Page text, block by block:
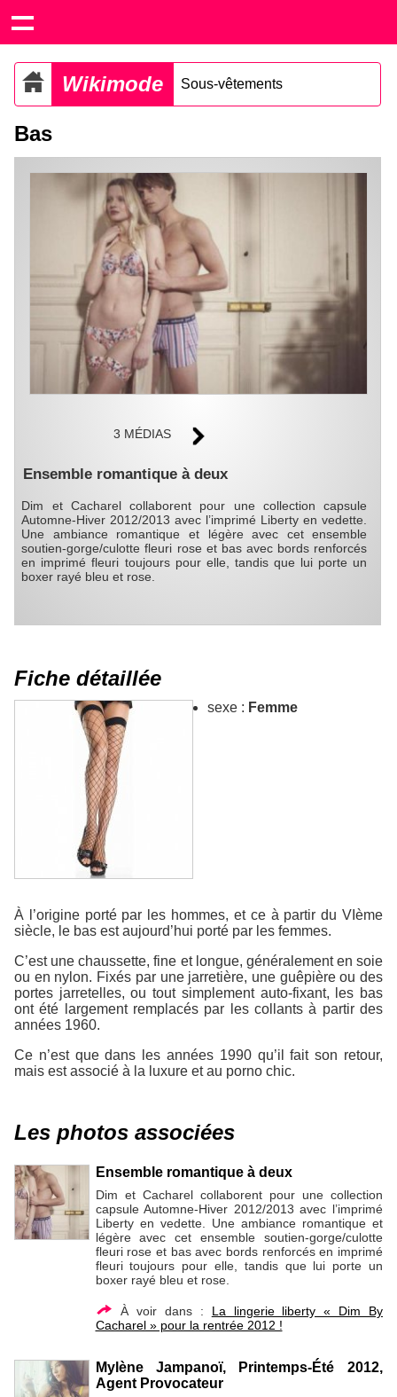
Wikimode Sous-vêtements
Bas
3 MÉDIAS
Ensemble romantique à deux
Dim et Cacharel collaborent pour une collection capsule
Automne-Hiver 2012/2013 avec l’imprimé Liberty en vedette.
Une ambiance romantique et légère avec cet ensemble
soutien-gorge/culotte fleuri rose et bas avec bords renforcés
en imprimé fleuri toujours pour elle, tandis que lui porte un
boxer rayé bleu et rose.
Fiche détaillée
sexe : Femme
À l’origine porté par les hommes, et ce à partir du VIème
siècle, le bas est aujourd’hui porté par les femmes.
C’est une chaussette, fine et longue, généralement en soie
ou en nylon. Fixés par une jarretière, une guêpière ou des
portes jarretelles, ou tout simplement auto-fixant, les bas
ont été largement remplacés par les collants à partir des
années 1960.
Ce n’est que dans les années 1990 qu’il fait son retour,
mais est associé à la luxure et au porno chic.
Les photos associées
Ensemble romantique à deux
Dim et Cacharel collaborent pour une collection
capsule Automne-Hiver 2012/2013 avec l’imprimé
Liberty en vedette. Une ambiance romantique et
légère avec cet ensemble soutien-gorge/culotte
fleuri rose et bas avec bords renforcés en imprimé
fleuri toujours pour elle, tandis que lui porte un
boxer rayé bleu et rose.
À voir dans : La lingerie liberty « Dim By
Cacharel » pour la rentrée 2012 !
Mylène Jampanoï, Printemps-Été 2012,
Agent Provocateur